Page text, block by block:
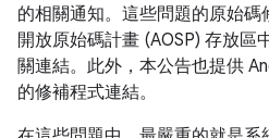
的相關通知。這些問題的原始
開放原始碼計畫 (AOSP) 存放區
關連結。此外，本公告也提供
的修補程式連結。